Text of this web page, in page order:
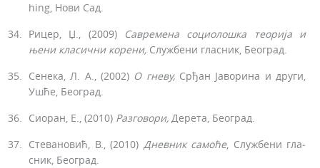
hing, Нови Сад.
Рицер, Џ., (2009)
Савремена социолошка теорија и
њени класични корени, Службени гласник, Београд.
Сенека, Л. А., (2002) О гневу,Срђан Јаворина и други,
Ушће, Београд.
Сиоран, Е., (2010) Разговори, Дерета, Београд.
Стевановић, В., (2010) Дневник самоће, Службени гла­
сник, Београд.